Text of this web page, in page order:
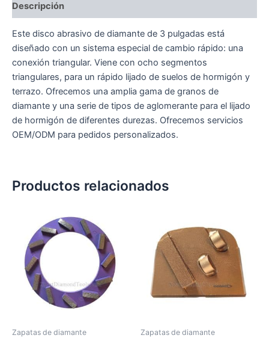
Descripción
Este disco abrasivo de diamante de 3 pulgadas está
diseñado con un sistema especial de cambio rápido: una
conexión triangular. Viene con ocho segmentos
triangulares, para un rápido lijado de suelos de hormigón y
terrazo. Ofrecemos una amplia gama de granos de
diamante y una serie de tipos de aglomerante para el lijado
de hormigón de diferentes durezas. Ofrecemos servicios
OEM/ODM para pedidos personalizados.
Productos relacionados
Zapatas de diamante Zapatas de diamante